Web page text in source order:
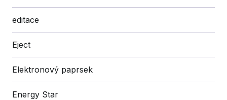
editace
Eject
Elektronový paprsek
Energy Star